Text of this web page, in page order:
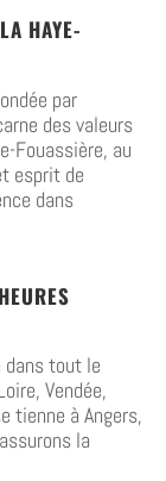
HAYE-
par
des valeurs
Fouassière, au
esprit de
dans
dans tout le
Vendée,
tienne à Angers,
la